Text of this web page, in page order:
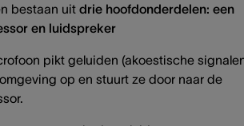
bestaan uit drie hoofdonderdelen: een
en luidspreker
pikt geluiden (akoestische
op en stuurt ze door naar de